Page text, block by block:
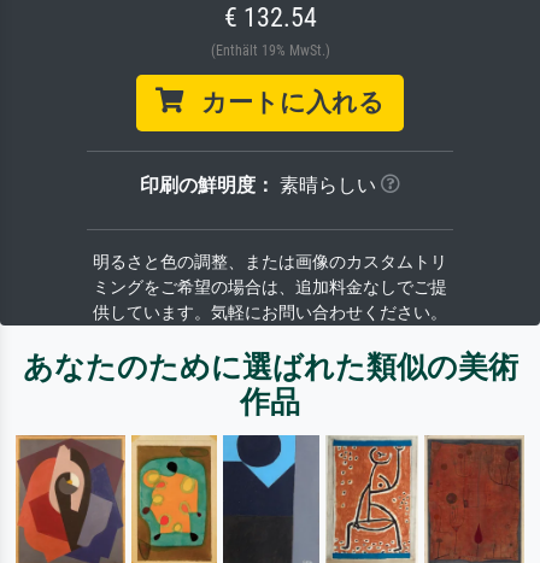
€ 132.54
(Enthält 19% MwSt.)
カートに入れる
印刷の鮮明度： 素晴らしい
明るさと色の調整、または画像のカスタムトリ
ミングをご希望の場合は、追加料金なしでご提
供しています。気軽にお問い合わせください。
あなたのために選ばれた類似の美術
作品